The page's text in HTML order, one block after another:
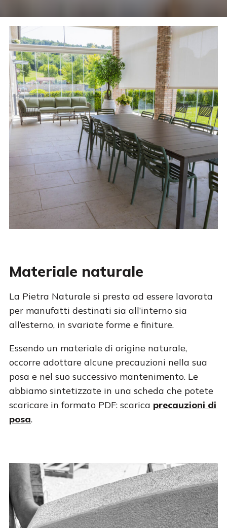
Materiale naturale
La Pietra Naturale si presta ad essere lavorata
per manufatti destinati sia all’interno sia
all’esterno, in svariate forme e finiture.
Essendo un materiale di origine naturale,
occorre adottare alcune precauzioni nella sua
posa e nel suo successivo mantenimento. Le
abbiamo sintetizzate in una scheda che potete
scaricare in formato PDF: scarica precauzioni di
posa.